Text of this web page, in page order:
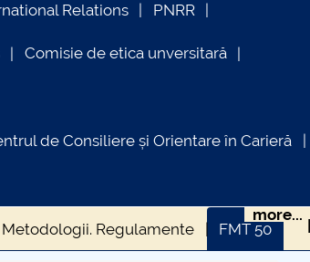
Relations PNRR
Comisie de etica unversitară
de Consiliere și Orientare în Carieră
Metodologii. Regulamente FMT 50
more...